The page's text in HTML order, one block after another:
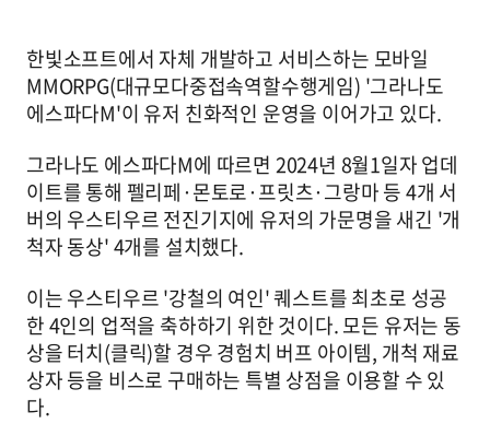
한빛소프트에서 자체 개발하고 서비스하는 모바일
MMORPG(대규모다중접속역할수행게임) '그라나도
에스파다M'이 유저 친화적인 운영을 이어가고 있다.
그라나도 에스파다M에 따르면 2024년 8월1일자 업데
이트를 통해 펠리페·몬토로·프릿츠·그랑마 등 4개 서
버의 우스티우르 전진기지에 유저의 가문명을 새긴 '개
척자 동상' 4개를 설치했다.
이는 우스티우르 '강철의 여인' 퀘스트를 최초로 성공
한 4인의 업적을 축하하기 위한 것이다. 모든 유저는 동
상을 터치(클릭)할 경우 경험치 버프 아이템, 개척 재료
상자 등을 비스로 구매하는 특별 상점을 이용할 수 있
다.